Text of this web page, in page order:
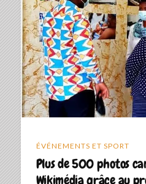
ÉVÉNEMENTS ET SPORT
Plus de 500 photos
Wikimédia grâce au